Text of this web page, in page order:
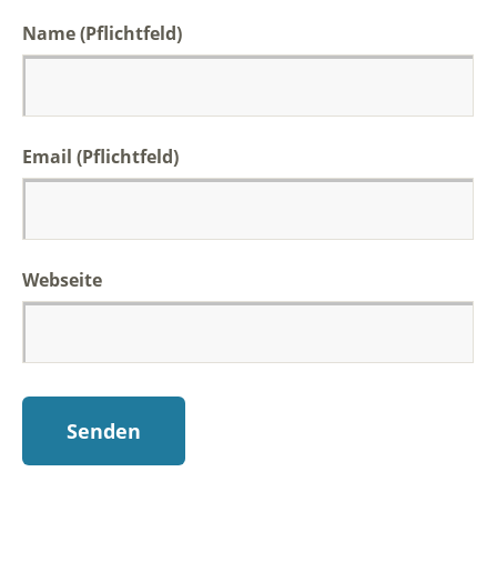
Name (Pflichtfeld)
Email (Pflichtfeld)
Webseite